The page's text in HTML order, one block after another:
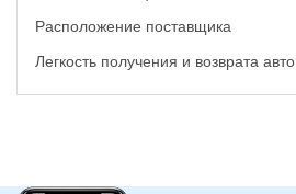
Расположение поставщика
Легкость получения и возврата авто